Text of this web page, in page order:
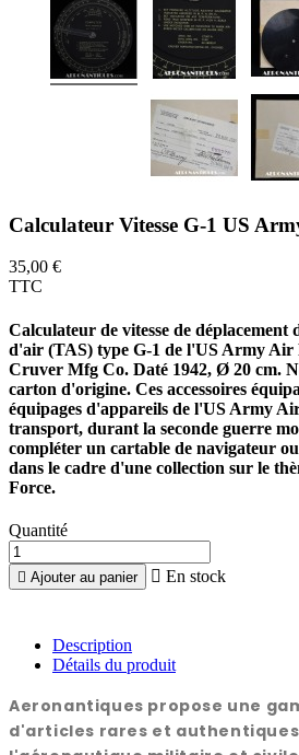
Calculateur Vitesse G-1 US
35,00 €
TTC
Calculateur de vitesse de déplacement
d'air (TAS) type G-1 de l'US Army Air
Cruver Mfg Co. Daté 1942, Ø 20 cm.
carton d'origine. Ces accessoires
équipages d'appareils de l'US Army
transport, durant la seconde guerre
compléter un cartable de navigateur
dans le cadre d'une collection sur le
Force.
Quantité
 Ajouter au panier  En stock
Description
Détails du produit
Aeronantiques propose une
d'articles rares et